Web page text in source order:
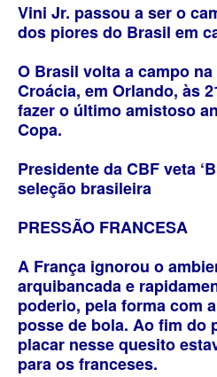
Vini Jr. passou a ser o
dos piores do Brasil em
O Brasil volta a campo
Croácia, em Orlando, às
fazer o último amistoso
Copa.
Presidente da CBF veta
seleção brasileira
PRESSÃO FRANCESA
A França ignorou o
arquibancada e
poderio, pela forma com
posse de bola. Ao fim do
placar nesse quesito
para os franceses.